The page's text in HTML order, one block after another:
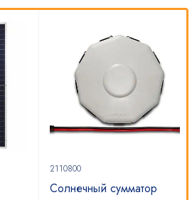
2110800
Солнечный сумматор